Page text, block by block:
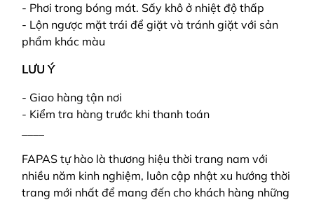
- Phơi trong bóng mát. Sấy khô ở nhiệt độ thấp
- Lộn ngược mặt trái để giặt và tránh giặt với sản
phẩm khác màu
LƯU Ý
- Giao hàng tận nơi
- Kiểm tra hàng trước khi thanh toán
FAPAS tự hào là thương hiệu thời trang nam với
nhiều năm kinh nghiệm, luôn cập nhật xu hướng thời
trang mới nhất để mang đến cho khách hàng những